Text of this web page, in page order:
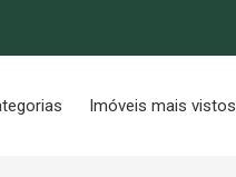
Imóveis mais vistos